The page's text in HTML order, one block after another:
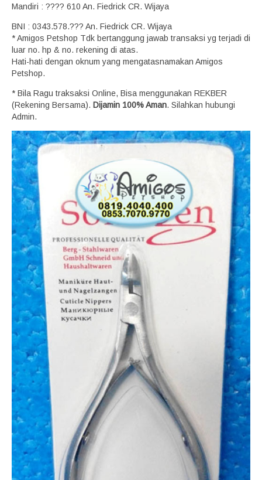
Mandiri : ???? 610 An. Fiedrick CR. Wijaya
BNI : 0343.578.??? An. Fiedrick CR. Wijaya
* Amigos Petshop Tdk bertanggung jawab transaksi yg terjadi di
luar no. hp & no. rekening di atas.
Hati-hati dengan oknum yang mengatasnamakan Amigos
Petshop.
* Bila Ragu traksaksi Online, Bisa menggunakan REKBER
(Rekening Bersama). Dijamin 100% Aman. Silahkan hubungi
Admin.